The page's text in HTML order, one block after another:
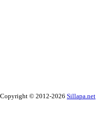
Copyright © 2012-2026 Sillapa.net